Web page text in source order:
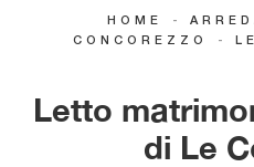
HOME -
CONCOREZZO
-
Letto
di Le